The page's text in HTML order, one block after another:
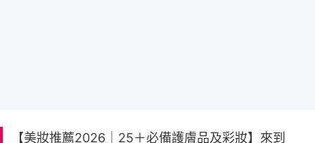
【美妝推薦2026｜25＋必備護膚品及彩妝】來到